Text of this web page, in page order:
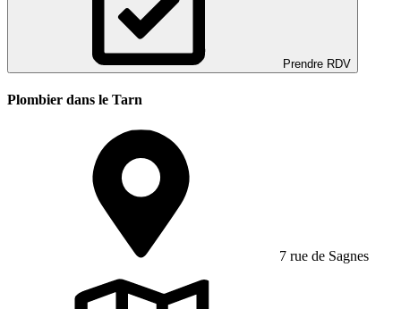
Prendre RDV
Plombier dans le Tarn
7 rue de Sagnes